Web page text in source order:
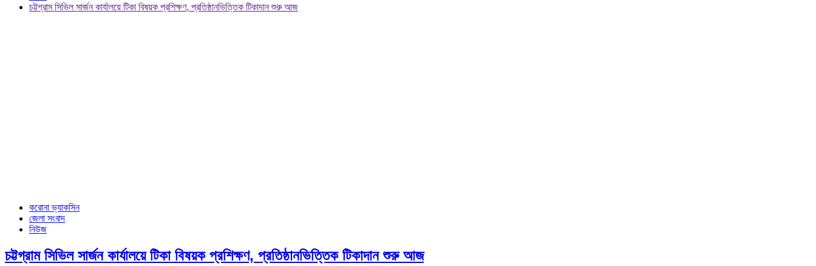
চট্টগ্রাম সিভিল সার্জন কার্যালয়ে টিকা বিষয়ক প্রশিক্ষণ, প্রতিষ্ঠানভিত্তিক টিকাদান শুরু আজ
করোনা ভ্যাকসিন
জেলা সংবাদ
নিউজ
চট্টগ্রাম সিভিল সার্জন কার্যালয়ে টিকা বিষয়ক প্রশিক্ষণ, প্রতিষ্ঠানভিত্তিক টিকাদান শুরু আজ